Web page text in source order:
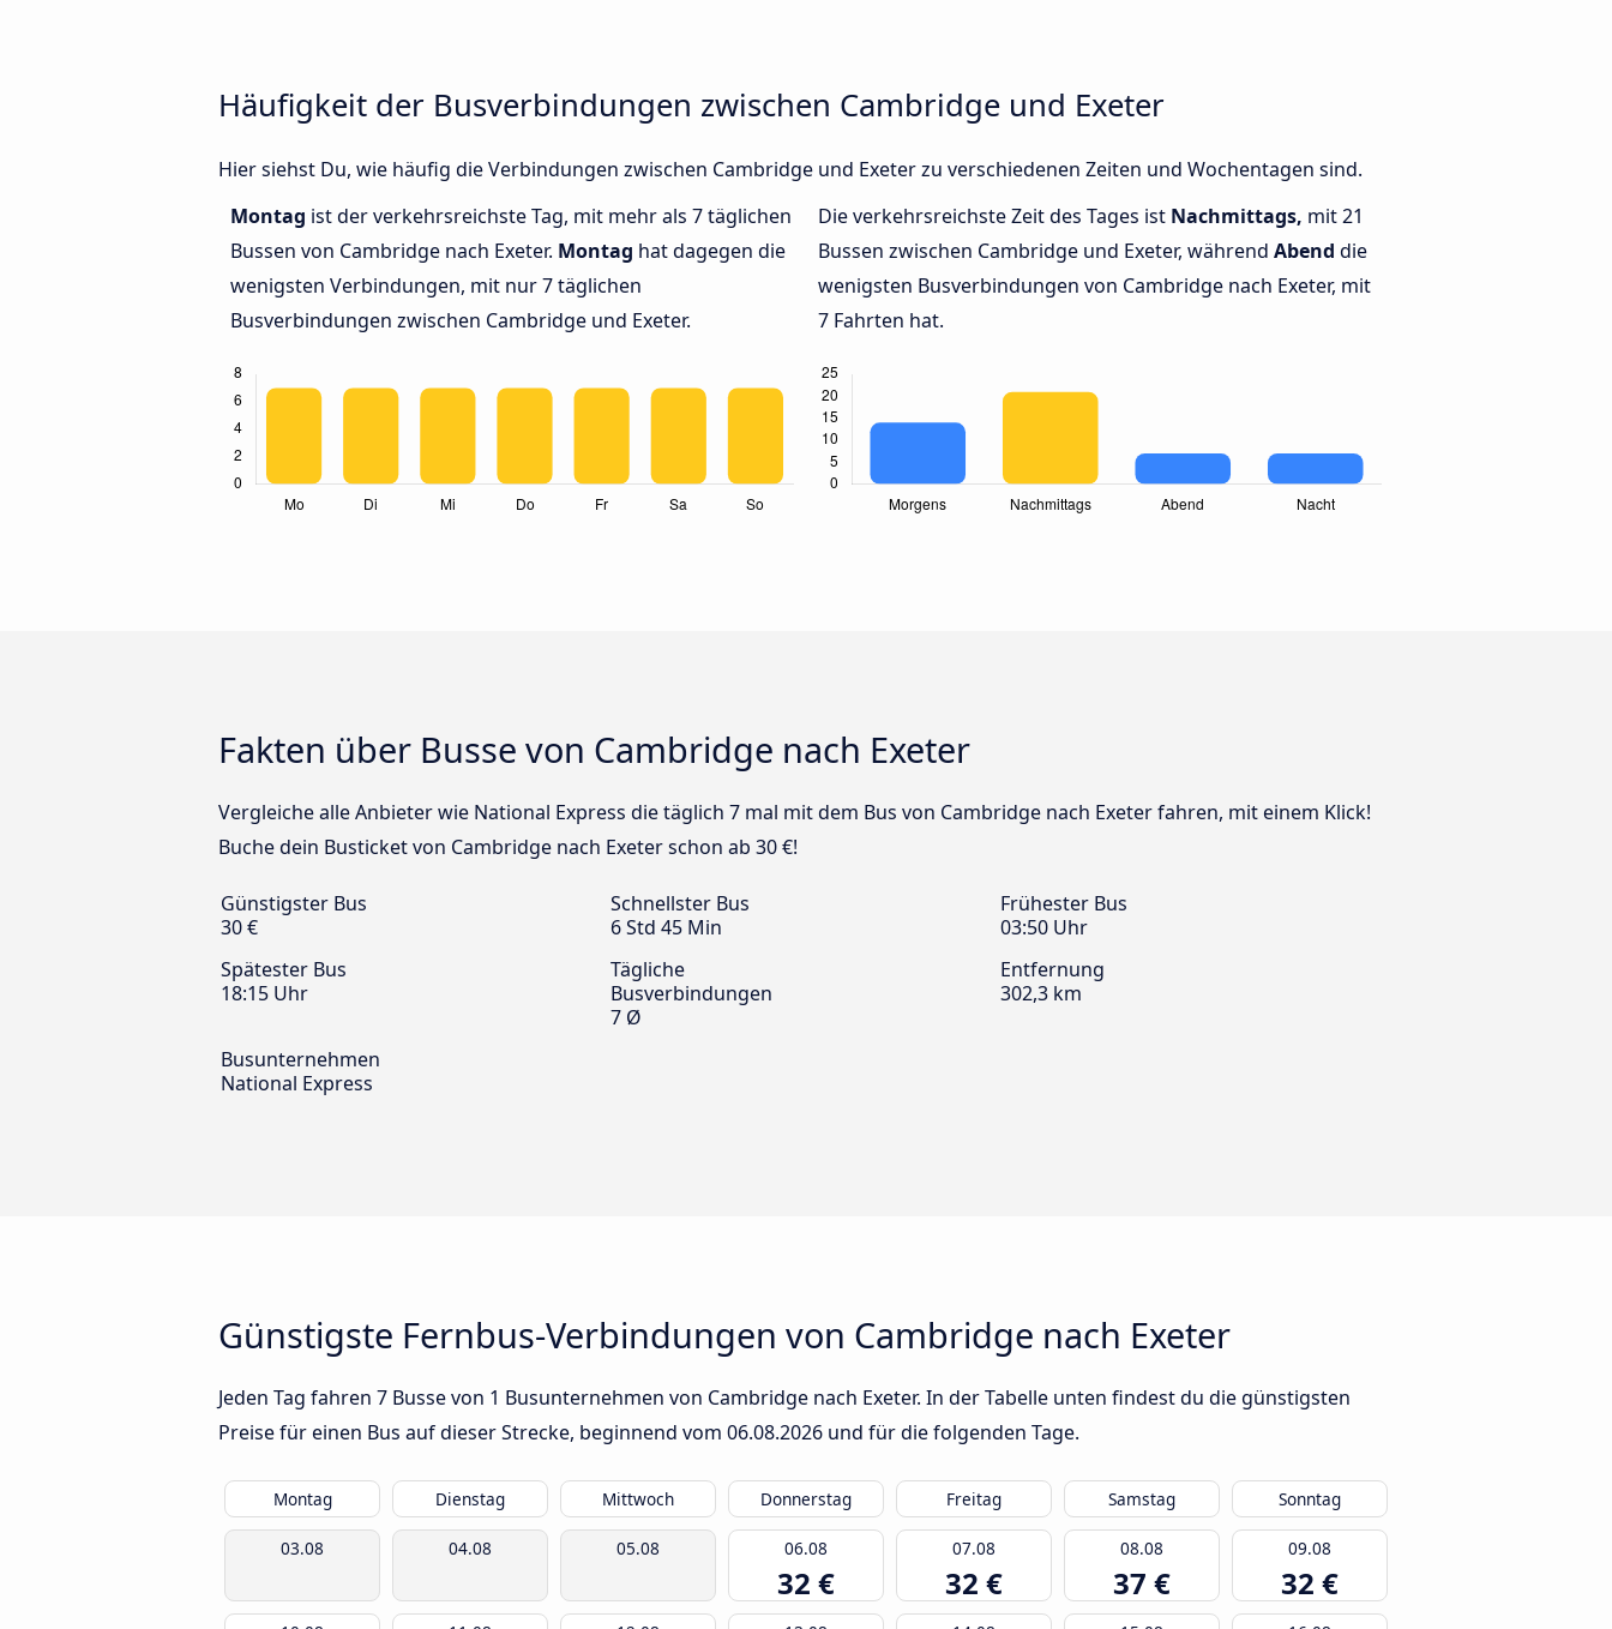
Häufigkeit der Busverbindungen zwischen Cambridge und Exeter
Hier siehst Du, wie häufig die Verbindungen zwischen Cambridge und Exeter zu verschiedenen Zeiten und Wochentagen sind.
Montag ist der verkehrsreichste Tag, mit mehr als 7 täglichen
Bussen von Cambridge nach Exeter. Montag hat dagegen die
wenigsten Verbindungen, mit nur 7 täglichen
Busverbindungen zwischen Cambridge und Exeter.
Die verkehrsreichste Zeit des Tages ist Nachmittags, mit 21
Bussen zwischen Cambridge und Exeter, während Abend die
wenigsten Busverbindungen von Cambridge nach Exeter, mit
7 Fahrten hat.
Fakten über Busse von Cambridge nach Exeter
Vergleiche alle Anbieter wie National Express die täglich 7 mal mit dem Bus von Cambridge nach Exeter fahren, mit einem Klick!
Buche dein Busticket von Cambridge nach Exeter schon ab 30 €!
Günstigster Bus
30 €
Schnellster Bus
6 Std 45 Min
Frühester Bus
03:50 Uhr
Spätester Bus
18:15 Uhr
Tägliche
Busverbindungen
7 Ø
Entfernung
302,3 km
Busunternehmen
National Express
Günstigste Fernbus-Verbindungen von Cambridge nach Exeter
Jeden Tag fahren 7 Busse von 1 Busunternehmen von Cambridge nach Exeter. In der Tabelle unten findest du die günstigsten
Preise für einen Bus auf dieser Strecke, beginnend vom 06.08.2026 und für die folgenden Tage.
Montag Dienstag Mittwoch Donnerstag Freitag Samstag Sonntag
03.08 04.08 05.08 06.08
32 €
07.08
32 €
08.08
37 €
09.08
32 €